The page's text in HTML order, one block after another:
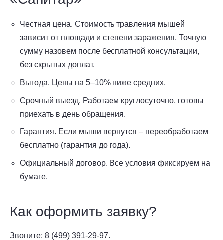
Честная цена. Стоимость травления мышей
зависит от площади и степени заражения. Точную
сумму назовем после бесплатной консультации,
без скрытых доплат.
Выгода. Цены на 5–10% ниже средних.
Срочный выезд. Работаем круглосуточно, готовы
приехать в день обращения.
Гарантия. Если мыши вернутся – переобработаем
бесплатно (гарантия до года).
Официальный договор. Все условия фиксируем на
бумаге.
Как оформить заявку?
Звоните: 8 (499) 391-29-97.